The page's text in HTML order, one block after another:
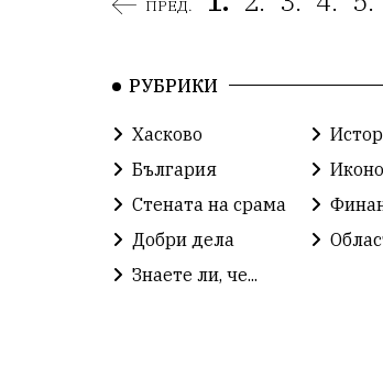
ПРЕД.
РУБРИКИ
Хасково
България
Стената на срама
Добри дела
Знаете ли, че...